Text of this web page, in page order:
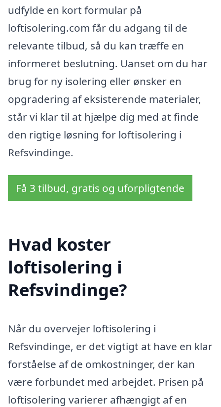
udfylde en kort formular på
loftisolering.com får du adgang til de
relevante tilbud, så du kan træffe en
informeret beslutning. Uanset om du har
brug for ny isolering eller ønsker en
opgradering af eksisterende materialer,
står vi klar til at hjælpe dig med at finde
den rigtige løsning for loftisolering i
Refsvindinge.
Få 3 tilbud, gratis og uforpligtende
Hvad koster
loftisolering i
Refsvindinge?
Når du overvejer loftisolering i
Refsvindinge, er det vigtigt at have en klar
forståelse af de omkostninger, der kan
være forbundet med arbejdet. Prisen på
loftisolering varierer afhængigt af en